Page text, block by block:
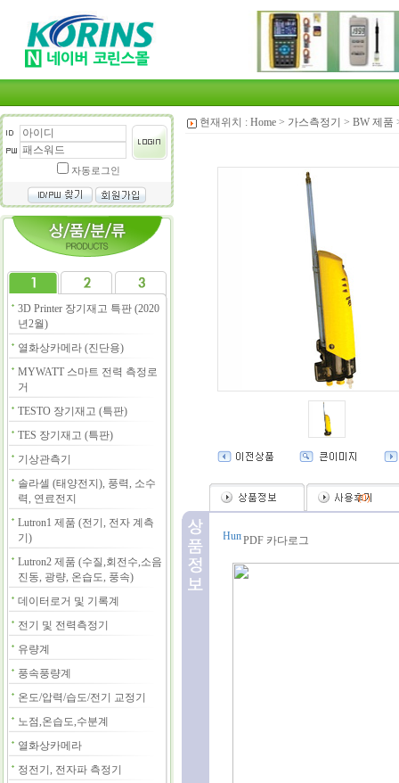
자동로그인
3D Printer 장기재고 특판 (2020
년2월)
열화상카메라 (진단용)
MYWATT 스마트 전력 측정로
거
TESTO 장기재고 (특판)
TES 장기재고 (특판)
기상관측기
솔라셀 (태양전지), 풍력, 소수
력, 연료전지
Lutron1 제품 (전기, 전자 계측
기)
Lutron2 제품 (수질,회전수,소음
진동, 광량, 온습도, 풍속)
데이터로거 및 기록계
전기 및 전력측정기
유량계
풍속풍량계
온도/압력/습도/전기 교정기
노점,온습도,수분계
열화상카메라
정전기, 전자파 측정기
현재위치 : Home > 가스측정기 > BW 제품
(0)
PDF 카다로그